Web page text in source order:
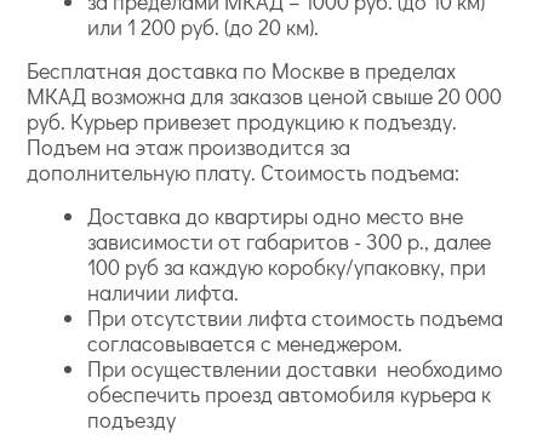
или 1 200 руб. (до 20 км).
Бесплатная доставка по Москве в пределах
МКАД возможна для заказов ценой свыше 20 000
руб. Курьер привезет продукцию к подъезду.
Подъем на этаж производится за
дополнительную плату. Стоимость подъема:
Доставка до квартиры одно место вне
зависимости от габаритов - 300 р., далее
100 руб за каждую коробку/упаковку, при
наличии лифта.
При отсутствии лифта стоимость подъема
согласовывается с менеджером.
При осуществлении доставки необходимо
обеспечить проезд автомобиля курьера к
подъезду